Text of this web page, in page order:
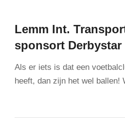
Lemm Int.
sponsort Derbystar
Als er iets is dat een
heeft, dan zijn het wel ballen!